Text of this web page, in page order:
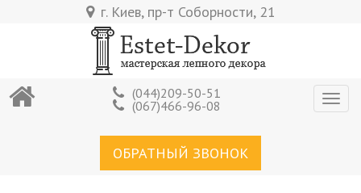
г. Киев, пр-т Соборности, 21
(044)209-50-51
(067)466-96-08
ОБРАТНЫЙ ЗВОНОК